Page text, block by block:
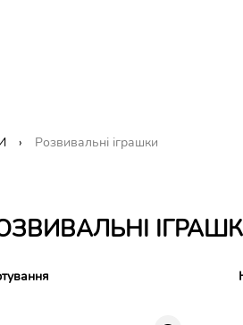
Розвивальні іграшки